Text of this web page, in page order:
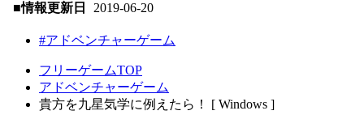
■情報更新日 2019-06-20
#アドベンチャーゲーム
フリーゲームTOP
アドベンチャーゲーム
貴方を九星気学に例えたら！ [ Windows ]